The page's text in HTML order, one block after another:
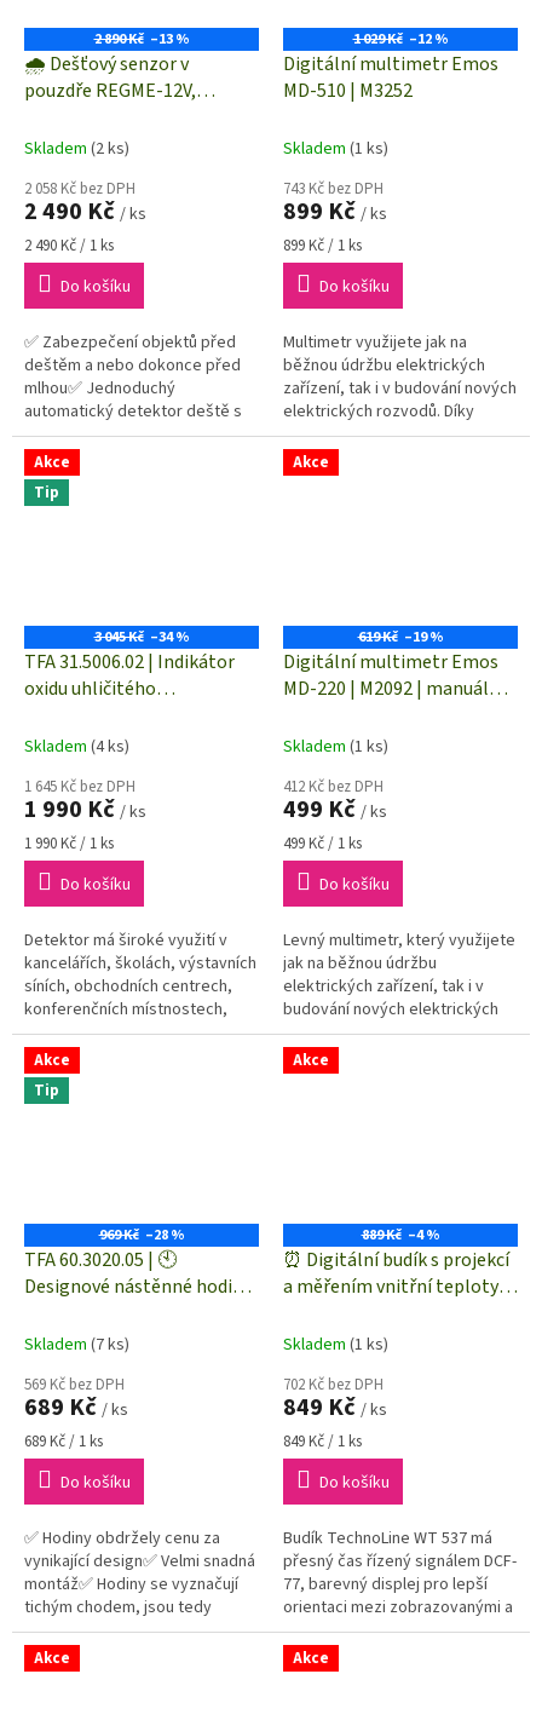
2 890 Kč –13 %
🌧️ Dešťový senzor v
pouzdře REGME-12V,
mlhy 🌫️
Skladem (2 ks)
2 058 Kč bez DPH
2 490 Kč / ks
Měrná
cena:
2 490 Kč / 1 ks
Do košíku
✅ Zabezpečení objektů před
deštěm a nebo dokonce před
mlhou✅ Jednoduchý
automatický detektor deště s
možností vyhřívání✅ Vyhřívání
zajišťuje rychlejší osychání v
chladnějším...
1 029 Kč –12 %
Digitální multimetr Emos
MD-510 | M3252
Skladem (1 ks)
743 Kč bez DPH
899 Kč / ks
Měrná
cena:
899 Kč / 1 ks
Do košíku
Multimetr využijete jak na
běžnou údržbu elektrických
zařízení, tak i v budování nových
elektrických rozvodů. Díky
tomuto multimetru budete mít
při práci s elektřinou tu pravou...
Akce
Tip
3 045 Kč –34 %
TFA 31.5006.02 | Indikátor
oxidu uhličitého
Skladem (4 ks)
1 645 Kč bez DPH
1 990 Kč / ks
Měrná
cena:
1 990 Kč / 1 ks
Do košíku
Detektor má široké využití v
kancelářích, školách, výstavních
síních, obchodních centrech,
konferenčních místnostech,
fitness centrech, restauracích a
na dalších veřejných...
Akce
619 Kč –19 %
Digitální multimetr Emos
MD-220 | M2092 | manuální
Skladem (1 ks)
412 Kč bez DPH
499 Kč / ks
Měrná
cena:
499 Kč / 1 ks
Do košíku
Levný multimetr, který využijete
jak na běžnou údržbu
elektrických zařízení, tak i v
budování nových elektrických
rozvodů.
Akce
Tip
969 Kč –28 %
TFA 60.3020.05 | 🕙
Designové nástěnné hodiny
červené | tichý chod | vnější
Skladem (7 ks)
569 Kč bez DPH
689 Kč / ks
Měrná
cena:
689 Kč / 1 ks
Do košíku
✅ Hodiny obdržely cenu za
vynikající design✅ Velmi snadná
montáž✅ Hodiny se vyznačují
tichým chodem, jsou tedy
vhodné i do dětského pokoje
nebo ložnice✅ Dlouhá
životnost...
Akce
889 Kč –4 %
⏰ Digitální budík s projekcí
a měřením vnitřní teploty a
Skladem (1 ks)
702 Kč bez DPH
849 Kč / ks
Měrná
cena:
849 Kč / 1 ks
Do košíku
Budík TechnoLine WT 537 má
přesný čas řízený signálem DCF-
77, barevný displej pro lepší
orientaci mezi zobrazovanými a
měřenými údaji, snadno tak na
první letmý pohled rozeznáte...
Akce Akce